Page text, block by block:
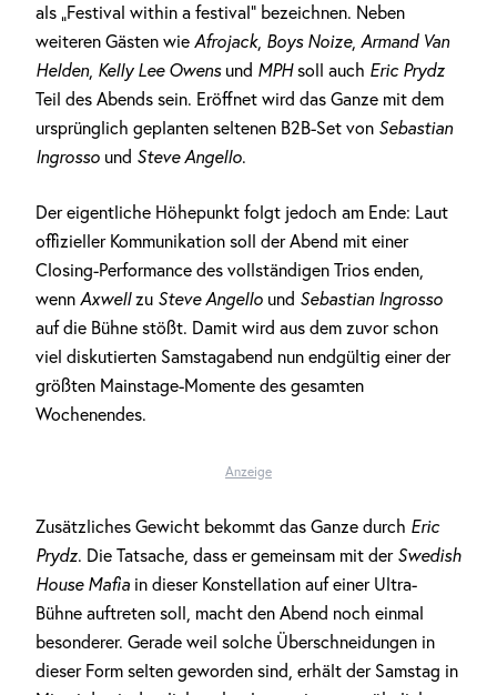
als „Festival within a festival“ bezeichnen. Neben
weiteren Gästen wie Afrojack, Boys Noize, Armand Van
Helden, Kelly Lee Owensund MPHsoll auch Eric Prydz
Teil des Abends sein. Eröffnet wird das Ganze mit dem
ursprünglich geplanten seltenen B2B-Set von Sebastian
Ingrosso und Steve Angello.
Der eigentliche Höhepunkt folgt jedoch am Ende: Laut
offizieller Kommunikation soll der Abend mit einer
Closing-Performance des vollständigen Trios enden,
wenn Axwellzu Steve Angello und Sebastian Ingrosso
auf die Bühne stößt. Damit wird aus dem zuvor schon
viel diskutierten Samstagabend nun endgültig einer der
größten Mainstage-Momente des gesamten
Wochenendes.
Anzeige
Zusätzliches Gewicht bekommt das Ganze durch Eric
Prydz. Die Tatsache, dass er gemeinsam mit der Swedish
House Mafia in dieser Konstellation auf einer Ultra-
Bühne auftreten soll, macht den Abend noch einmal
besonderer. Gerade weil solche Überschneidungen in
dieser Form selten geworden sind, erhält der Samstag in